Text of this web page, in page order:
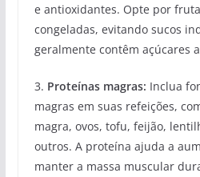
e antioxidantes. Opte por
congeladas, evitando sucos
geralmente contêm açúcares
3. Proteínas magras: Inclua
magras em suas refeições,
magra, ovos, tofu, feijão,
outros. A proteína ajuda a
manter a massa muscular